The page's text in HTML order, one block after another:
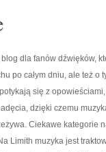
dla fanów dźwięków,
po całym dniu, ale też o
się z
dzięki czemu
Ciekawe kategorie
Limith muzyka jest